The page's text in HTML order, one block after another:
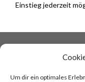
Um dir ein optimales
Einstieg jederzeit
KONTAKT